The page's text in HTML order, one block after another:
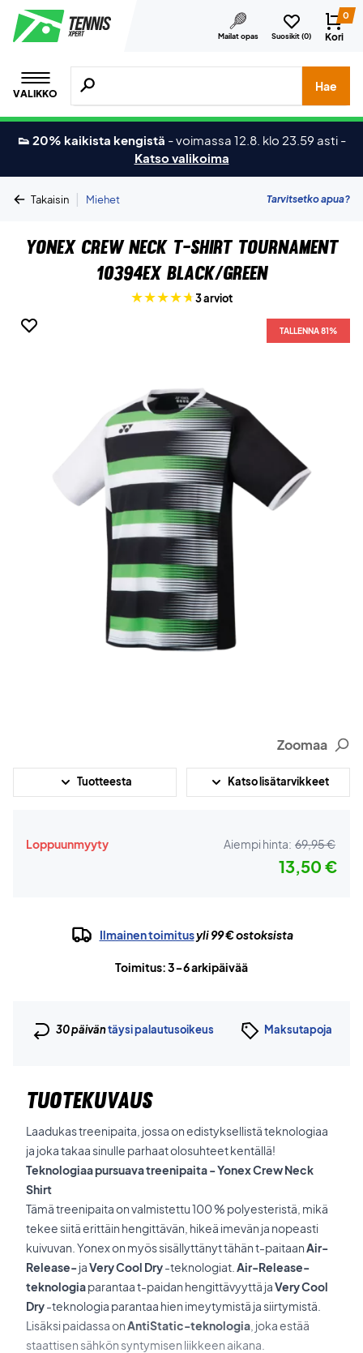
Mailat opas Suosikit (0)
0
Kori
VALIKKO
Hae tuotteita, merkkejä jne.
Hae
👟 20% kaikista kengistä -voimassa 12.8. klo 23.59 asti -
Katso valikoima
Takaisin | Miehet Tarvitsetko apua?
Yonex Crew Neck T-shirt Tournament
10394EX Black/Green
3 arviot
TALLENNA 81%
Zoomaa
Tuotteesta Katso lisätarvikkeet
Loppuunmyyty Aiempi hinta: 69,95 €
13,50 €
Ilmainen toimitusyli 99 € ostoksista
Toimitus: 3-6 arkipäivää
30 päiväntäysi palautusoikeus Maksutapoja
TUOTEKUVAUS
Laadukas treenipaita, jossa on edistyksellistä teknologiaa
ja joka takaa sinulle parhaat olosuhteet kentällä!
Teknologiaa pursuava treenipaita - Yonex Crew Neck
Shirt
Tämä treenipaita on valmistettu 100 % polyesteristä, mikä
tekee siitä erittäin hengittävän, hikeä imevän ja nopeasti
kuivuvan. Yonex on myös sisällyttänyt tähän t-paitaanAir-
Release-jaVery Cool Dry-teknologiat. Air-Release-
teknologiaparantaa t-paidan hengittävyyttä jaVery Cool
Dry-teknologia parantaa hien imeytymistä ja siirtymistä.
Lisäksi paidassa onAntiStatic-teknologia , joka estää
staattisen sähkön syntymisen liikkeen aikana.